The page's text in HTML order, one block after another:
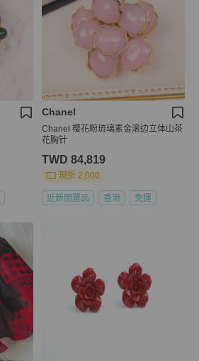
Chanel
Chanel 樱花粉琉璃素金滚边立体山茶
花胸针
TWD 84,819
現折 2,000
近新閒置品 香港 免運